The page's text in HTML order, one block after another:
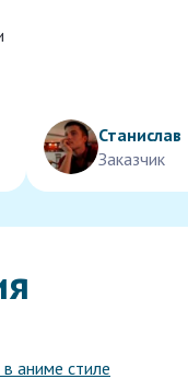
Станислав
Заказчик
аниме стиле